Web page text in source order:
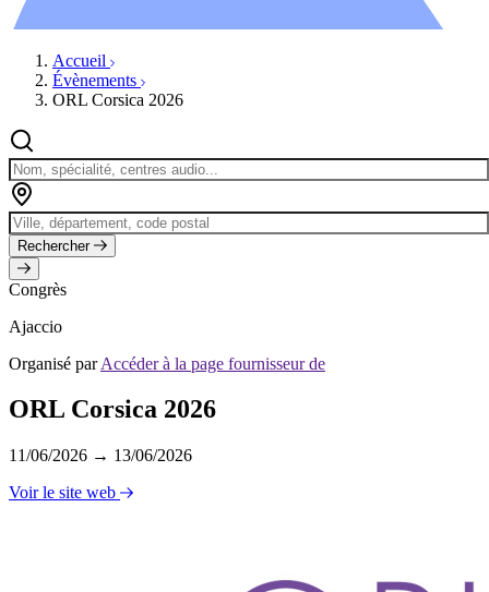
Accueil
Évènements
ORL Corsica 2026
Rechercher
Congrès
Ajaccio
Organisé parAccéder à la page fournisseur de
ORL Corsica 2026
11/06/2026 → 13/06/2026
Voir le site web